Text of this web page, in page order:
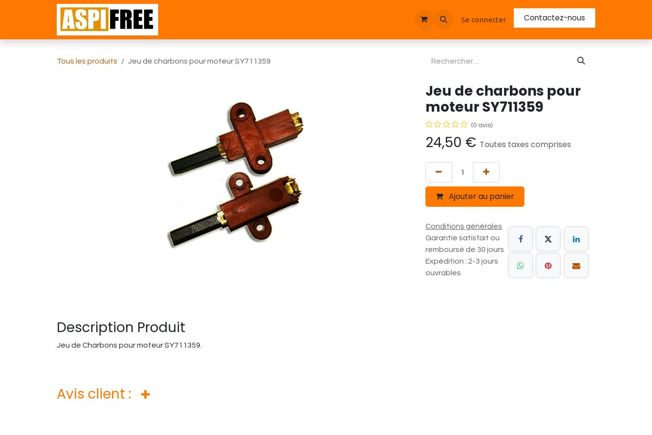
Se rendre au contenu
Se connecter Contactez-nous
Tous les produits Jeu de charbons pour moteur SY711359
Jeu de charbons pour
moteur SY711359
(0 avis)
24,50 € Toutes taxes comprises
Ajouter au panier
Conditions générales
Garantie satisfait ou
remboursé de 30 jours
Expédition : 2-3 jours
ouvrables
Description Produit
Jeu de Charbons pour moteur SY711359.
Avis client :